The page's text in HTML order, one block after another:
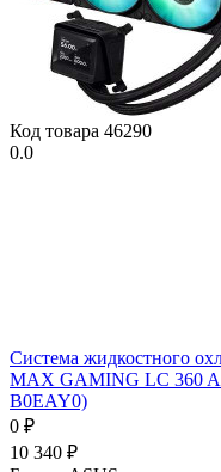
Код товара 46290
0.0
Система жидкостного
MAX GAMING LC 360
B0EAY0)
0 ₽
10 340 ₽